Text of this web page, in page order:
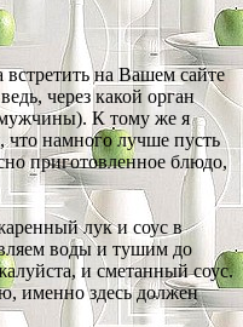
на Вашем сайте
через какой орган
К тому же я
намного лучше пусть
приготовленное блюдо,
лук и соус в
воды и тушим до
и сметанный соус.
именно здесь должен